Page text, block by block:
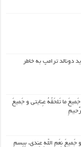
دونالد ترامپ به خاطر
ما تَلحَقُهُ عِنایتی و جَمیعَ
جَمیعَ نِعَمِ اللّهِ عِندی، بِبِسمِ